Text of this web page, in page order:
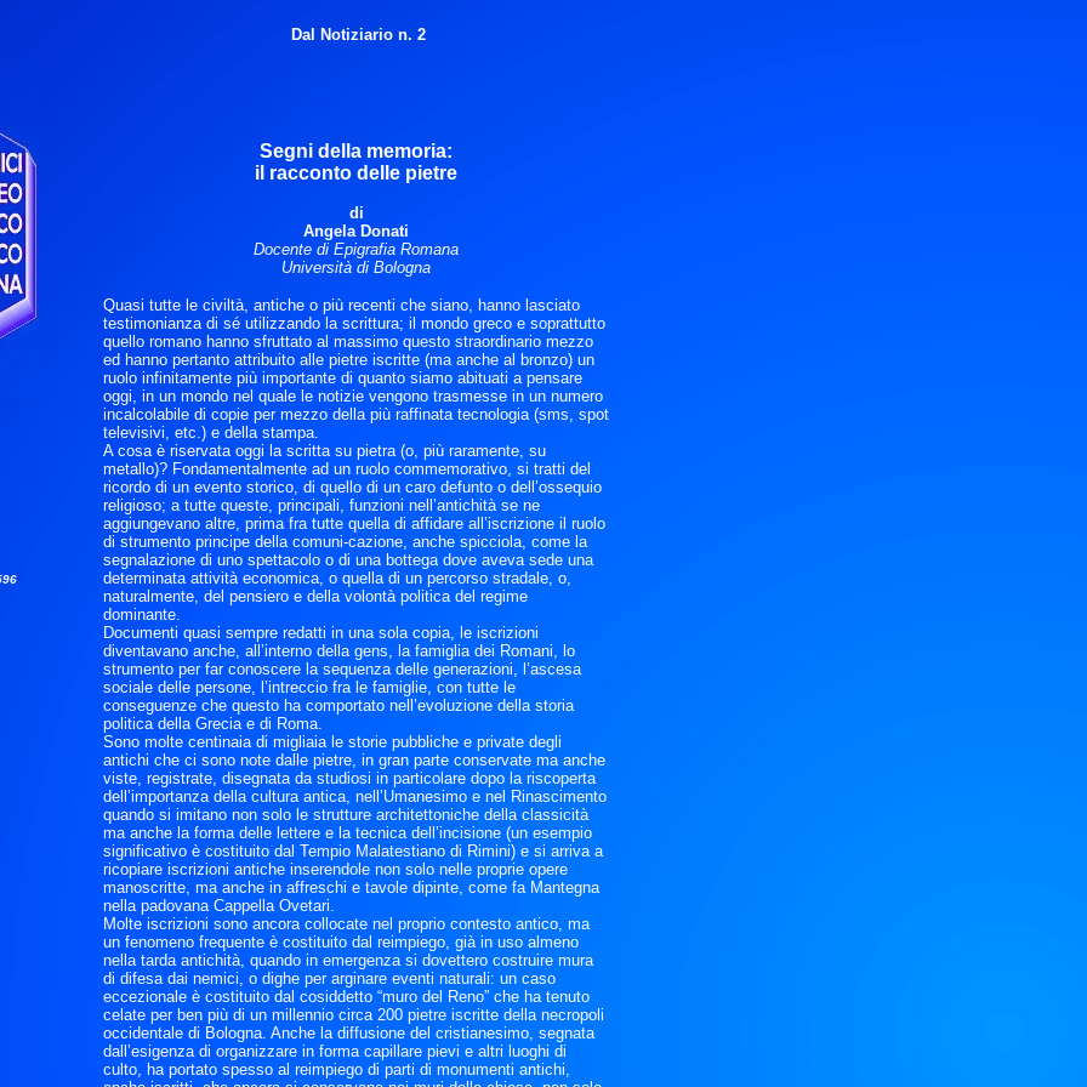
Dal Notiziario n. 2
Segni della memoria:
il racconto delle pietre
di
Angela Donati
Docente di Epigrafia Romana
Università di Bologna
Quasi tutte le civiltà, antiche o più recenti che siano, hanno lasciato
testimonianza di sé utilizzando la scrittura; il mondo greco e soprattutto
quello romano hanno sfruttato al massimo questo straordinario mezzo
ed hanno pertanto attribuito alle pietre iscritte (ma anche al bronzo) un
ruolo infinitamente più importante di quanto siamo abituati a pensare
oggi, in un mondo nel quale le notizie vengono trasmesse in un numero
incalcolabile di copie per mezzo della più raffinata tecnologia (sms, spot
televisivi, etc.) e della stampa.
A cosa è riservata oggi la scritta su pietra (o, più raramente, su
metallo)? Fondamentalmente ad un ruolo commemorativo, si tratti del
ricordo di un evento storico, di quello di un caro defunto o dell’ossequio
religioso; a tutte queste, principali, funzioni nell’antichità se ne
aggiungevano altre, prima fra tutte quella di affidare all’iscrizione il ruolo
di strumento principe della comuni-cazione, anche spicciola, come la
segnalazione di uno spettacolo o di una bottega dove aveva sede una
determinata attività economica, o quella di un percorso stradale, o,
naturalmente, del pensiero e della volontà politica del regime
dominante.
Documenti quasi sempre redatti in una sola copia, le iscrizioni
diventavano anche, all’interno della gens, la famiglia dei Romani, lo
strumento per far conoscere la sequenza delle generazioni, l’ascesa
sociale delle persone, l’intreccio fra le famiglie, con tutte le
conseguenze che questo ha comportato nell’evoluzione della storia
politica della Grecia e di Roma.
Sono molte centinaia di migliaia le storie pubbliche e private degli
antichi che ci sono note dalle pietre, in gran parte conservate ma anche
viste, registrate, disegnata da studiosi in particolare dopo la riscoperta
dell’importanza della cultura antica, nell’Umanesimo e nel Rinascimento
quando si imitano non solo le strutture architettoniche della classicità
ma anche la forma delle lettere e la tecnica dell’incisione (un esempio
significativo è costituito dal Tempio Malatestiano di Rimini) e si arriva a
ricopiare iscrizioni antiche inserendole non solo nelle proprie opere
manoscritte, ma anche in affreschi e tavole dipinte, come fa Mantegna
nella padovana Cappella Ovetari.
Molte iscrizioni sono ancora collocate nel proprio contesto antico, ma
un fenomeno frequente è costituito dal reimpiego, già in uso almeno
nella tarda antichità, quando in emergenza si dovettero costruire mura
di difesa dai nemici, o dighe per arginare eventi naturali: un caso
eccezionale è costituito dal cosiddetto “muro del Reno” che ha tenuto
celate per ben più di un millennio circa 200 pietre iscritte della necropoli
occidentale di Bologna. Anche la diffusione del cristianesimo, segnata
dall’esigenza di organizzare in forma capillare pievi e altri luoghi di
culto, ha portato spesso al reimpiego di parti di monumenti antichi,